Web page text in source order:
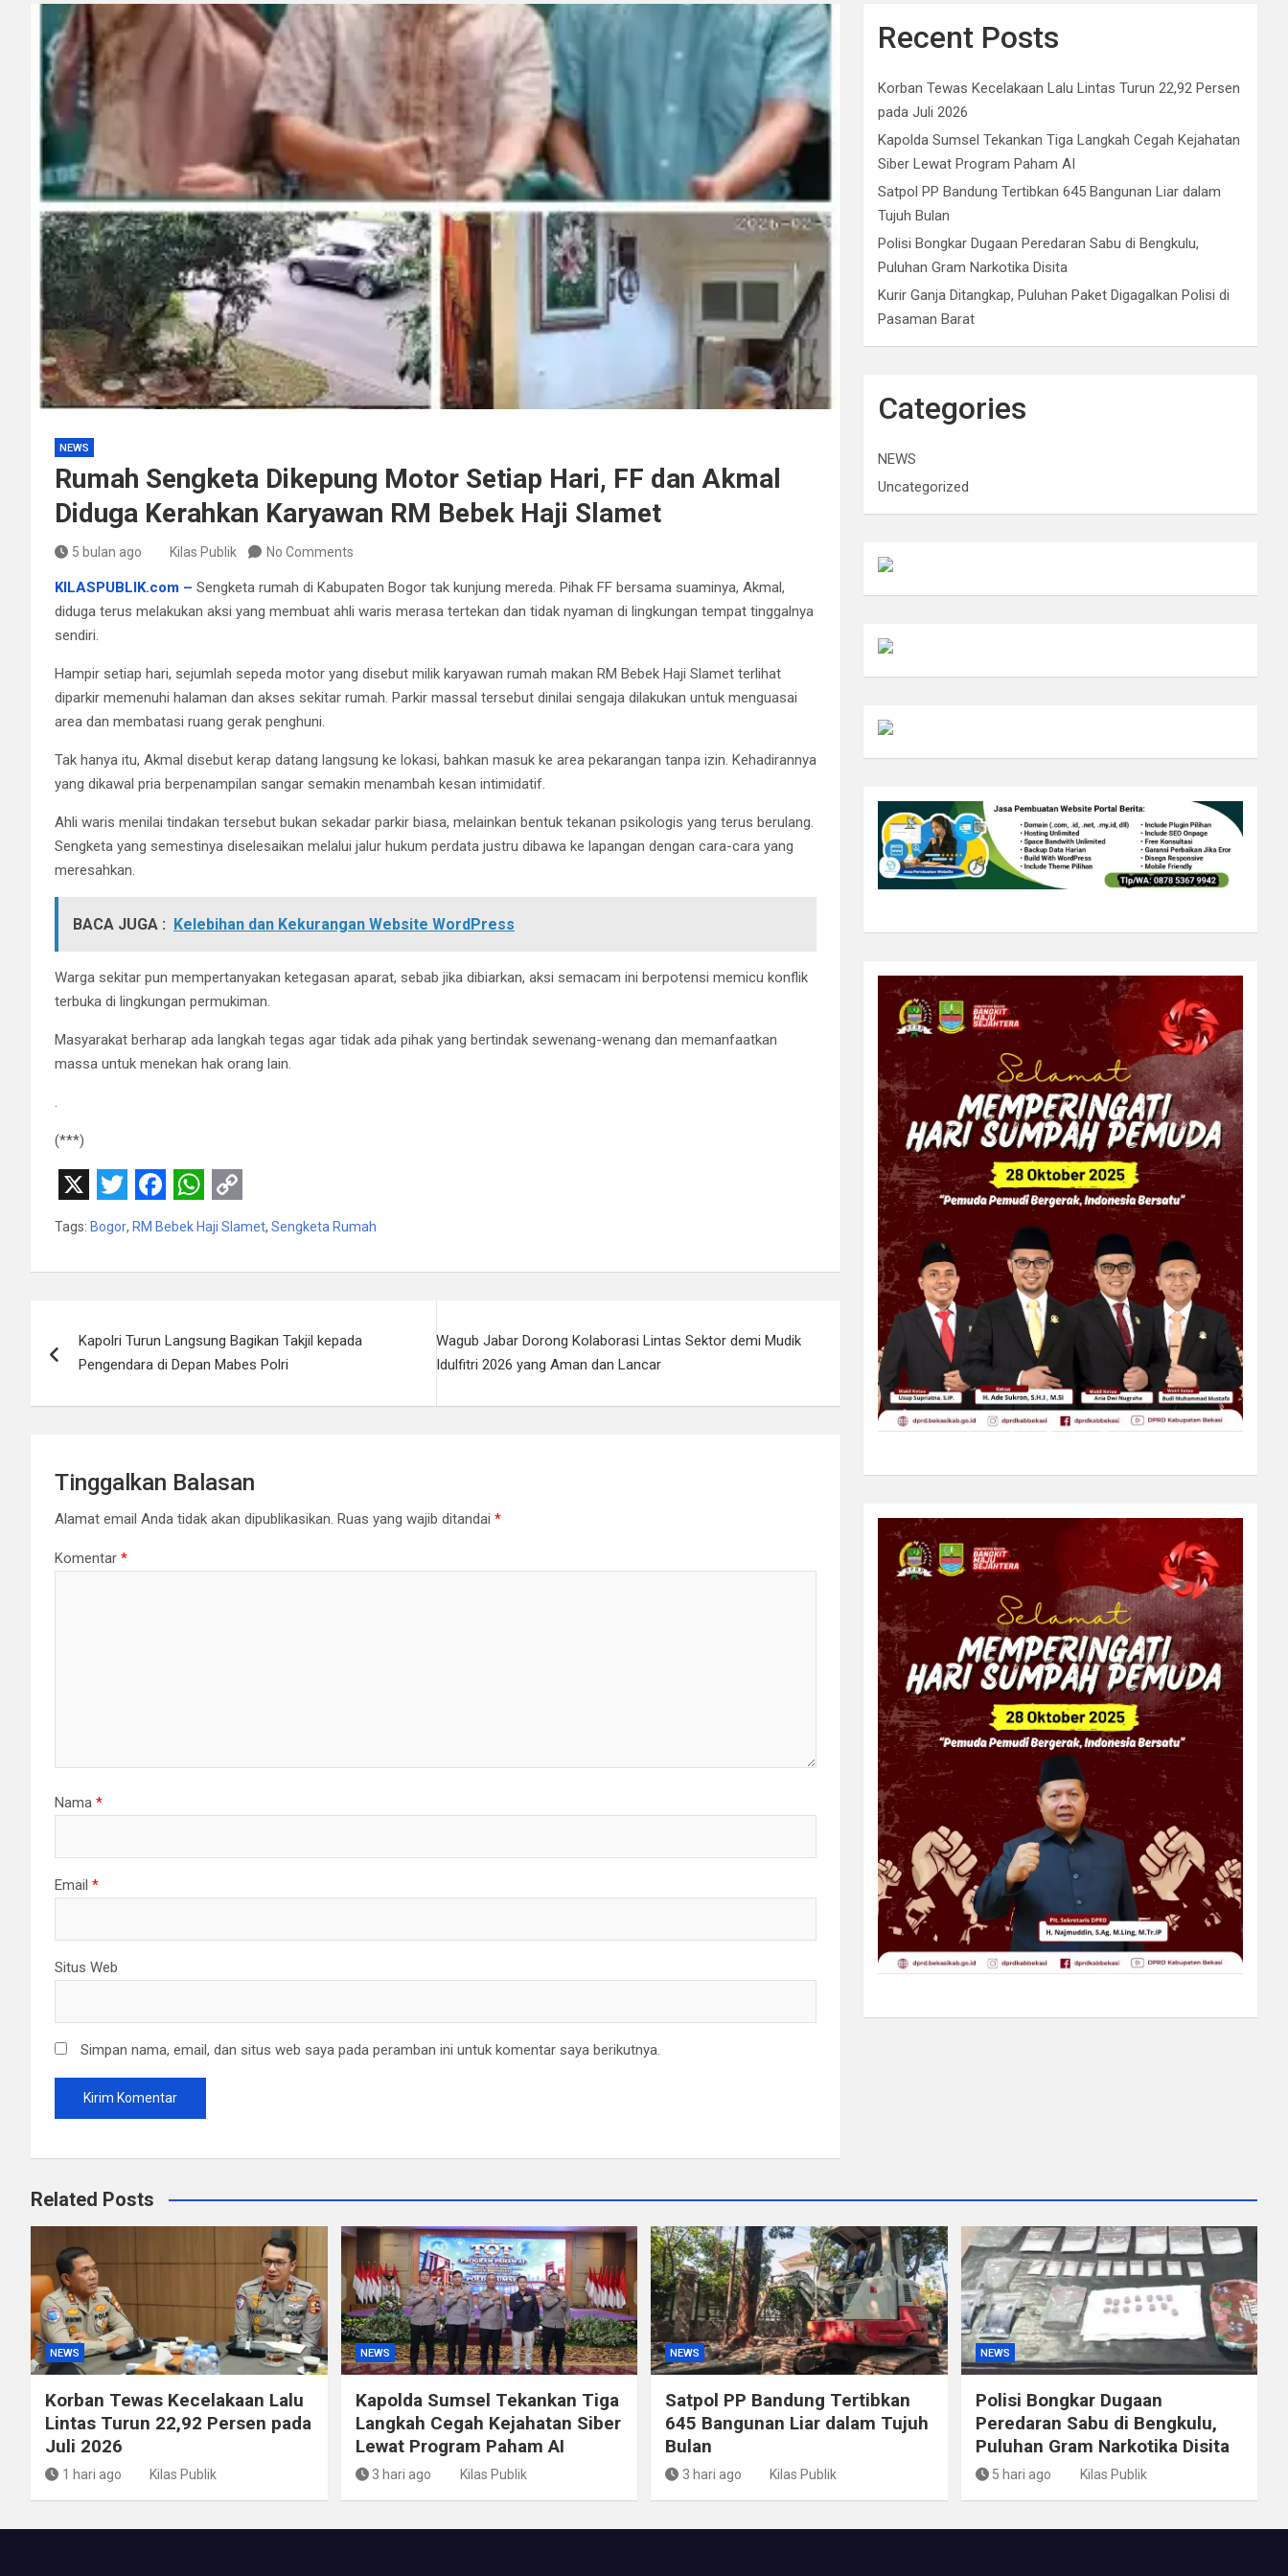
Polisi Bongkar Dugaan Peredaran Sabu di Bengkulu, Puluhan Gram Narkotika Disita
Kurir Ganja Ditangkap, Puluhan Paket Digagalkan Polisi di Pasaman Barat
NEWS
Rumah Sengketa Dikepung Motor Setiap Hari, FF dan Akmal
Diduga Kerahkan Karyawan RM Bebek Haji Slamet
5 bulan ago Kilas Publik No Comments
KILASPUBLIK.com – Sengketa rumah di Kabupaten Bogor tak kunjung mereda. Pihak FF bersama suaminya, Akmal,
diduga terus melakukan aksi yang membuat ahli waris merasa tertekan dan tidak nyaman di lingkungan tempat tinggalnya
sendiri.
Hampir setiap hari, sejumlah sepeda motor yang disebut milik karyawan rumah makan RM Bebek Haji Slamet terlihat
diparkir memenuhi halaman dan akses sekitar rumah. Parkir massal tersebut dinilai sengaja dilakukan untuk menguasai
area dan membatasi ruang gerak penghuni.
Tak hanya itu, Akmal disebut kerap datang langsung ke lokasi, bahkan masuk ke area pekarangan tanpa izin. Kehadirannya
yang dikawal pria berpenampilan sangar semakin menambah kesan intimidatif.
Ahli waris menilai tindakan tersebut bukan sekadar parkir biasa, melainkan bentuk tekanan psikologis yang terus berulang.
Sengketa yang semestinya diselesaikan melalui jalur hukum perdata justru dibawa ke lapangan dengan cara-cara yang
meresahkan.
BACA JUGA : Kelebihan dan Kekurangan Website WordPress
Warga sekitar pun mempertanyakan ketegasan aparat, sebab jika dibiarkan, aksi semacam ini berpotensi memicu konflik
terbuka di lingkungan permukiman.
Masyarakat berharap ada langkah tegas agar tidak ada pihak yang bertindak sewenang-wenang dan memanfaatkan
massa untuk menekan hak orang lain.
.
(***)
X
T
w
i
t
e
r
F
c
b
o
o
W
a
s
A
p
C
o
p
L
i
n
Tags: Bogor, RM Bebek Haji Slamet, Sengketa Rumah
posKapolri Turun Langsung Bagikan Takjil kepada
Pengendara di Depan Mabes Polri
Wagub Jabar Dorong Kolaborasi Lintas Sektor demi Mudik
Idulfitri 2026 yang Aman dan Lancar
Tinggalkan Balasan
Alamat email Anda tidak akan dipublikasikan. Ruas yang wajib ditandai *
Komentar *
Nama *
Email *
Situs Web
Simpan nama, email, dan situs web saya pada peramban ini untuk komentar saya berikutnya.
Recent Posts
Korban Tewas Kecelakaan Lalu Lintas Turun 22,92 Persen
pada Juli 2026
Kapolda Sumsel Tekankan Tiga Langkah Cegah Kejahatan
Siber Lewat Program Paham AI
Satpol PP Bandung Tertibkan 645 Bangunan Liar dalam
Tujuh Bulan
Polisi Bongkar Dugaan Peredaran Sabu di Bengkulu,
Puluhan Gram Narkotika Disita
Kurir Ganja Ditangkap, Puluhan Paket Digagalkan Polisi di
Pasaman Barat
Categories
NEWS
Uncategorized
Related Posts
NEWS
Korban Tewas Kecelakaan Lalu
Lintas Turun 22,92 Persen pada
Juli 2026
1 hari ago Kilas Publik
NEWS
Kapolda Sumsel Tekankan Tiga
Langkah Cegah Kejahatan Siber
Lewat Program Paham AI
3 hari ago Kilas Publik
NEWS
Satpol PP Bandung Tertibkan
645 Bangunan Liar dalam Tujuh
Bulan
3 hari ago Kilas Publik
NEWS
Polisi Bongkar Dugaan
Peredaran Sabu di Bengkulu,
Puluhan Gram Narkotika Disita
5 hari ago Kilas Publik